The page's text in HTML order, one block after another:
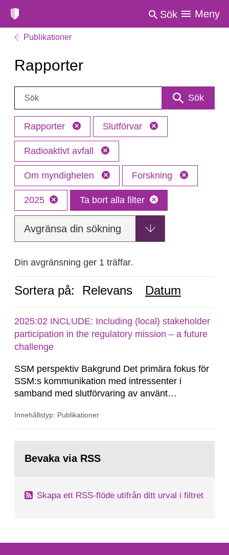
Sök Meny
Publikationer
Rapporter
Sök: Sök
Rapporter Slutförvar
Radioaktivt avfall
Om myndigheten Forskning
2025 Ta bort alla filter
Avgränsa din sökning
Din avgränsning ger 1 träffar.
Sortera på: Relevans Datum
2025:02 INCLUDE: Including (local) stakeholder
participation in the regulatory mission – a future
challenge
SSM perspektiv Bakgrund Det primära fokus för
SSM:s kommunikation med intressenter i
samband med slutförvaring av använt
legat på formella samrådsprocesser kring den
tillståndsansökningar enligt kärntekniklagen.
Innehållstyp: Publikationer
sida:Bevaka via RSS
Skapa ett RSS-flöde utifrån ditt urval i filtret